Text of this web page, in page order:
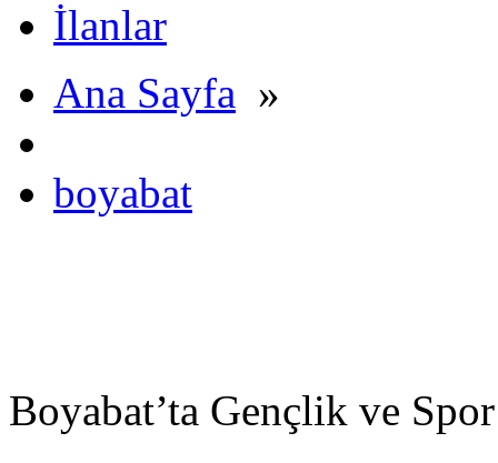
İlanlar
Ana Sayfa »
boyabat
Boyabat’ta Gençlik ve